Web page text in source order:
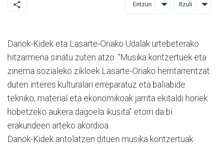
Entzun Itzuli
Danok-Kidek eta Lasarte-Oriako Udalak urtebeterako
hitzarmena sinatu zuten atzo. “Musika kontzertuek eta
zinema sozialeko zikloek Lasarte-Oriako herritarrentzat
duten interes kulturalari erreparatuz eta baliabide
tekniko, material eta ekonomikoak jarrita ekitaldi horiek
hobetzeko aukera dagoela ikusita” etorri da bi
erakundeen arteko akordioa.
Danok-Kidek antolatzen dituen musika kontzertuak